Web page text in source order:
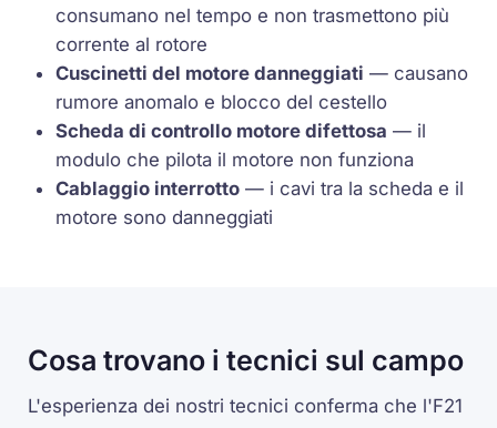
consumano nel tempo e non trasmettono più
corrente al rotore
Cuscinetti del motore danneggiati — causano
rumore anomalo e blocco del cestello
Scheda di controllo motore difettosa — il
modulo che pilota il motore non funziona
Cablaggio interrotto — i cavi tra la scheda e il
motore sono danneggiati
Cosa trovano i tecnici sul campo
L'esperienza dei nostri tecnici conferma che l'F21